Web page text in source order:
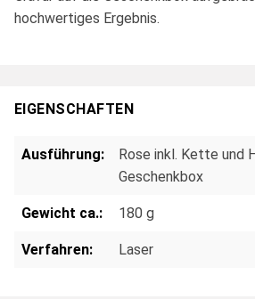
hochwertiges Ergebnis.
EIGENSCHAFTEN
Ausführung:
Rose inkl. Kette und
Geschenkbox
Gewicht ca.: 180 g
Verfahren: Laser